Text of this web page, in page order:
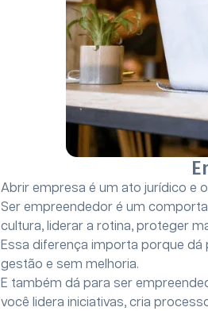
Abrir empresa é um ato jurídico e
Ser empreendedor é um
cultura, liderar a rotina, proteger
Essa diferença importa porque
gestão e sem melhoria.
E também dá para ser
você lidera iniciativas, cria